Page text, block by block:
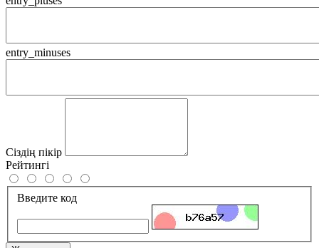
entry_minuses
Сіздің пікір
Рейтингі
Введите код